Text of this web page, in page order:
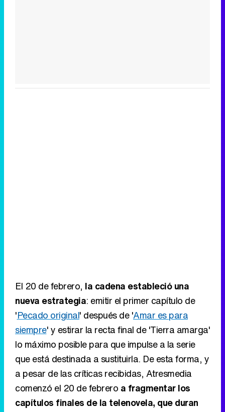
El 20 de febrero, la cadena estableció una
nueva estrategia: emitir el primer capítulo de
'Pecado original' después de 'Amar es para
siempre' y estirar la recta final de 'Tierra amarga'
lo máximo posible para que impulse a la serie
que está destinada a sustituirla. De esta forma, y
a pesar de las críticas recibidas, Atresmedia
comenzó el 20 de febrero a fragmentar los
capítulos finales de la telenovela, que duran